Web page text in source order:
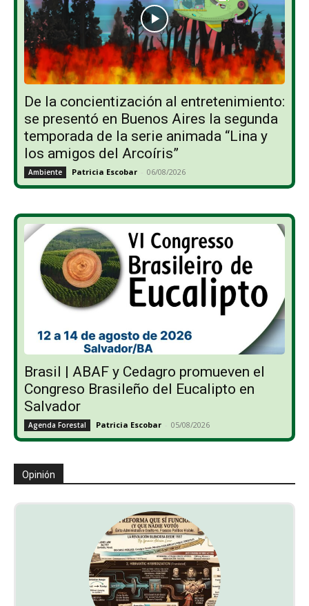
De la concientización al entretenimiento:
se presentó en Buenos Aires la segunda
temporada de la serie animada “Lina y
los amigos del Arcoíris”
Ambiente Patricia Escobar - 06/08/2026
Brasil | ABAF y Cedagro promueven el
Congreso Brasileño del Eucalipto en
Salvador
Agenda Forestal Patricia Escobar - 05/08/2026
Opinión